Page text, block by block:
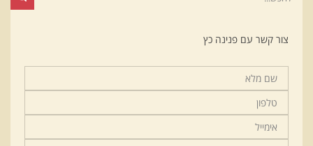
צור קשר עם פנינה כץ